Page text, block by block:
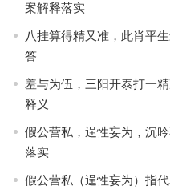
案解释落实
八挂算得精又准，此肖平
答
羞与为伍，三阳开泰打一
释义
假公营私，逞性妄为，沉
落实
假公营私（逞性妄为）指